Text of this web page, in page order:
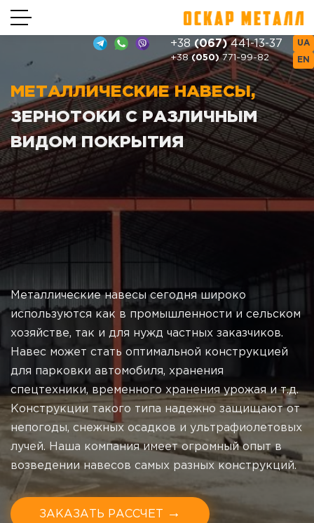
+38(067)441-13-37
+38(050)771-99-82
UA
EN
МЕТАЛЛИЧЕСКИЕ НАВЕСЫ,
ЗЕРНОТОКИ С РАЗЛИЧНЫМ
ВИДОМ ПОКРЫТИЯ
Металлические навесы сегодня широко
используются как в промышленности и сельском
хозяйстве, так и для нужд частных заказчиков.
Навес может стать оптимальной конструкцией
для парковки автомобиля, хранения
спецтехники, временного хранения урожая и т.д.
Конструкции такого типа надежно защищают от
непогоды, снежных осадков и ультрафиолетовых
лучей. Наша компания имеет огромный опыт в
возведении навесов самых разных конструкций.
ЗАКАЗАТЬ РАССЧЕТ →